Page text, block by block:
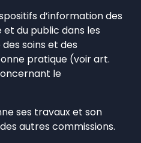
d’information des
du public dans les
soins et des
pratique (voir art.
le
ses travaux et son
autres commissions.